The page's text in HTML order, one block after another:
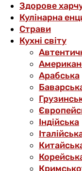
Здорове
Кулінарна
Страви
Кухні світу
Арабська
Індійська